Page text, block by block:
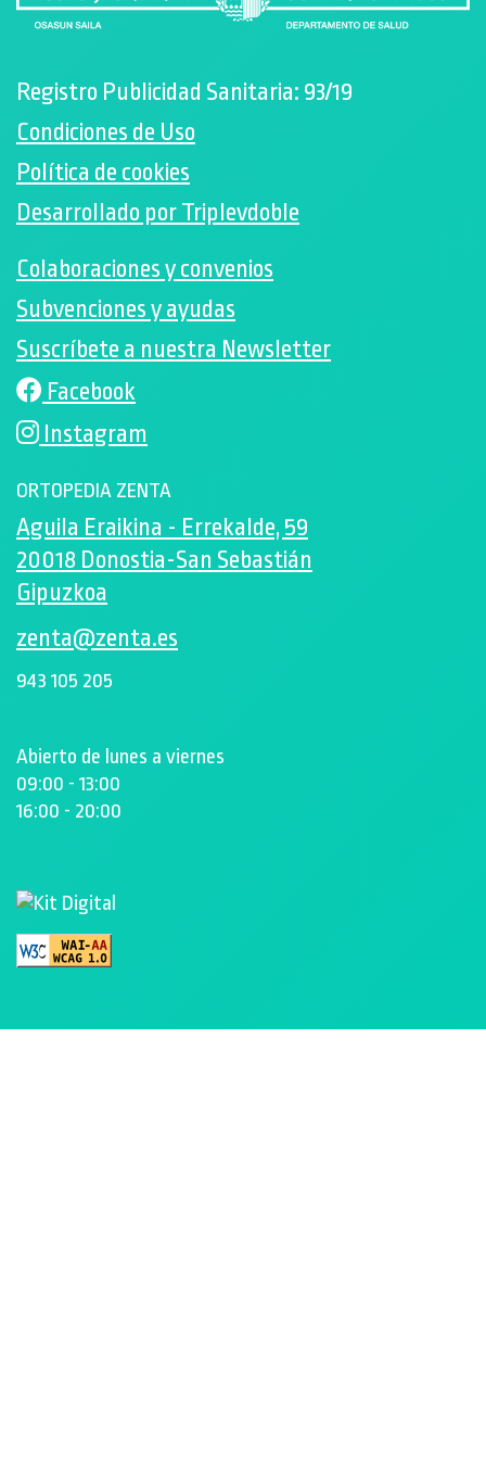
Registro Publicidad Sanitaria: 93/19
Condiciones de Uso
Política de cookies
Desarrollado por Triplevdoble
Colaboraciones y convenios
Subvenciones y ayudas
Suscríbete a nuestra Newsletter
Facebook
Instagram
ORTOPEDIA ZENTA
Aguila Eraikina - Errekalde, 59
20018 Donostia-San Sebastián
Gipuzkoa
zenta@zenta.es
943 105 205
Abierto de lunes a viernes
09:00 - 13:00
16:00 - 20:00